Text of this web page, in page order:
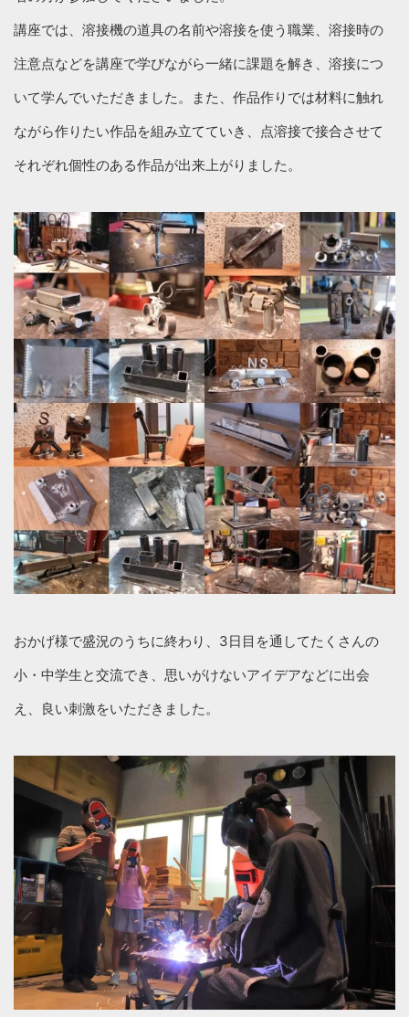
講座では、溶接機の道具の名前や溶接を使う職業、溶接時の
注意点などを講座で学びながら一緒に課題を解き、溶接につ
いて学んでいただきました。また、作品作りでは材料に触れ
ながら作りたい作品を組み立てていき、点溶接で接合させて
それぞれ個性のある作品が出来上がりました。
おかげ様で盛況のうちに終わり、3日目を通してたくさんの
小・中学生と交流でき、思いがけないアイデアなどに出会
え、良い刺激をいただきました。